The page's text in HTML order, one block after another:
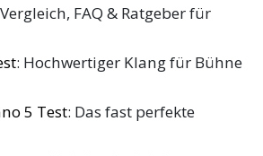
FAQ & Ratgeber für
: Hochwertiger Klang für Bühne
5 Test: Das fast perfekte